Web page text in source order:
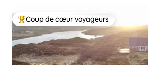
Coups de cœur voyageurs les plus
Coup de cœur voyageurs